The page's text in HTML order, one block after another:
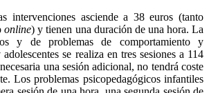
intervenciones asciende a 38 euros (tanto
online) y tienen una duración de una hora. La
y de problemas de comportamiento y
se realiza en tres sesiones a 114
una sesión adicional, no tendrá coste
Los problemas psicopedagógicos infantiles